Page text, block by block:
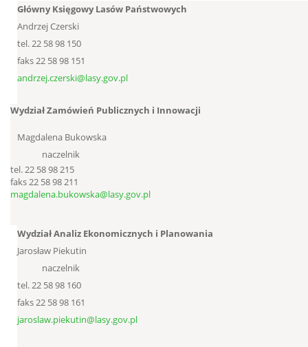
Główny Księgowy Lasów Państwowych
Andrzej Czerski
tel. 22 58 98 150
faks 22 58 98 151
andrzej.czerski@lasy.gov.pl
Wydział Zamówień Publicznych i Innowacji
Magdalena Bukowska
naczelnik
tel. 22 58 98 215
faks 22 58 98 211
magdalena.bukowska@lasy.gov.pl
Wydział Analiz Ekonomicznych i Planowania
Jarosław Piekutin
naczelnik
tel. 22 58 98 160
faks 22 58 98 161
jaroslaw.piekutin@lasy.gov.pl